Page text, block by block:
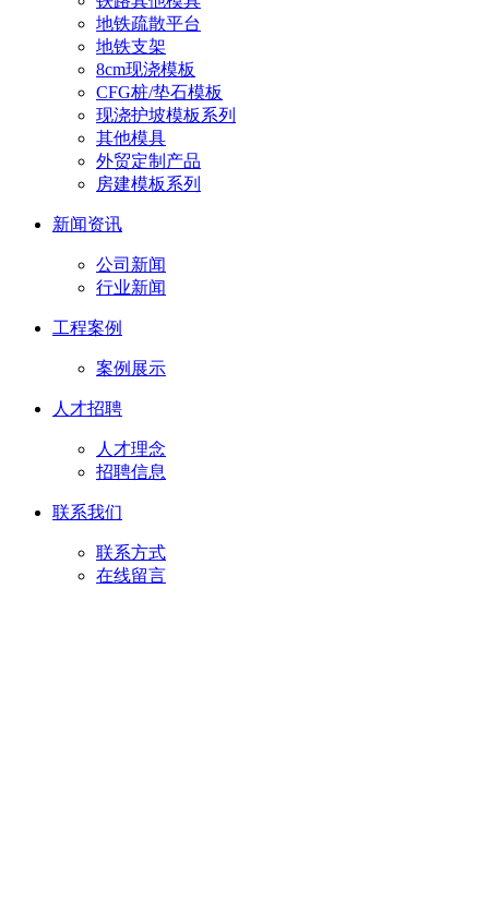
地铁疏散平台
地铁支架
8cm现浇模板
CFG桩/垫石模板
现浇护坡模板系列
其他模具
外贸定制产品
房建模板系列
新闻资讯
公司新闻
行业新闻
工程案例
案例展示
人才招聘
人才理念
招聘信息
联系我们
联系方式
在线留言